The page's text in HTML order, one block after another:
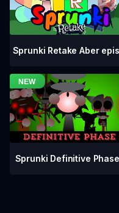
Sprunki Retake Aber
Sprunki Definitive